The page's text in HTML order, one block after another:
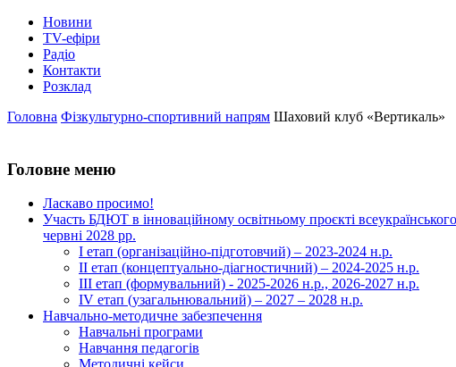
Новини
TV-ефіри
Радіо
Контакти
Розклад
Головна Фізкультурно-спортивний напрям Шаховий клуб «Вертикаль»
Головне меню
Ласкаво просимо!
Участь БДЮТ в інноваційному освітньому проєкті
червні 2028 рр.
І етап (організаційно-підготовчий) – 2023-2024 н.р.
ІІ етап (концептуально-діагностичний) – 2024-2025 н.р.
ІІІ етап (формувальний) - 2025-2026 н.р., 2026-2027 н.р.
ІV етап (узагальнювальний) – 2027 – 2028 н.р.
Навчально-методичне забезпечення
Навчальні програми
Навчання педагогів